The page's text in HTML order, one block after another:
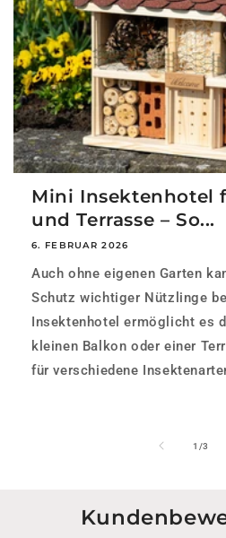
Mini Insektenhotel
und Terrasse – So...
6. FEBRUAR 2026
Auch ohne eigenen Garten
Schutz wichtiger Nützlinge
Insektenhotel ermöglicht es
kleinen Balkon oder einer
für verschiedene
1 /von
3